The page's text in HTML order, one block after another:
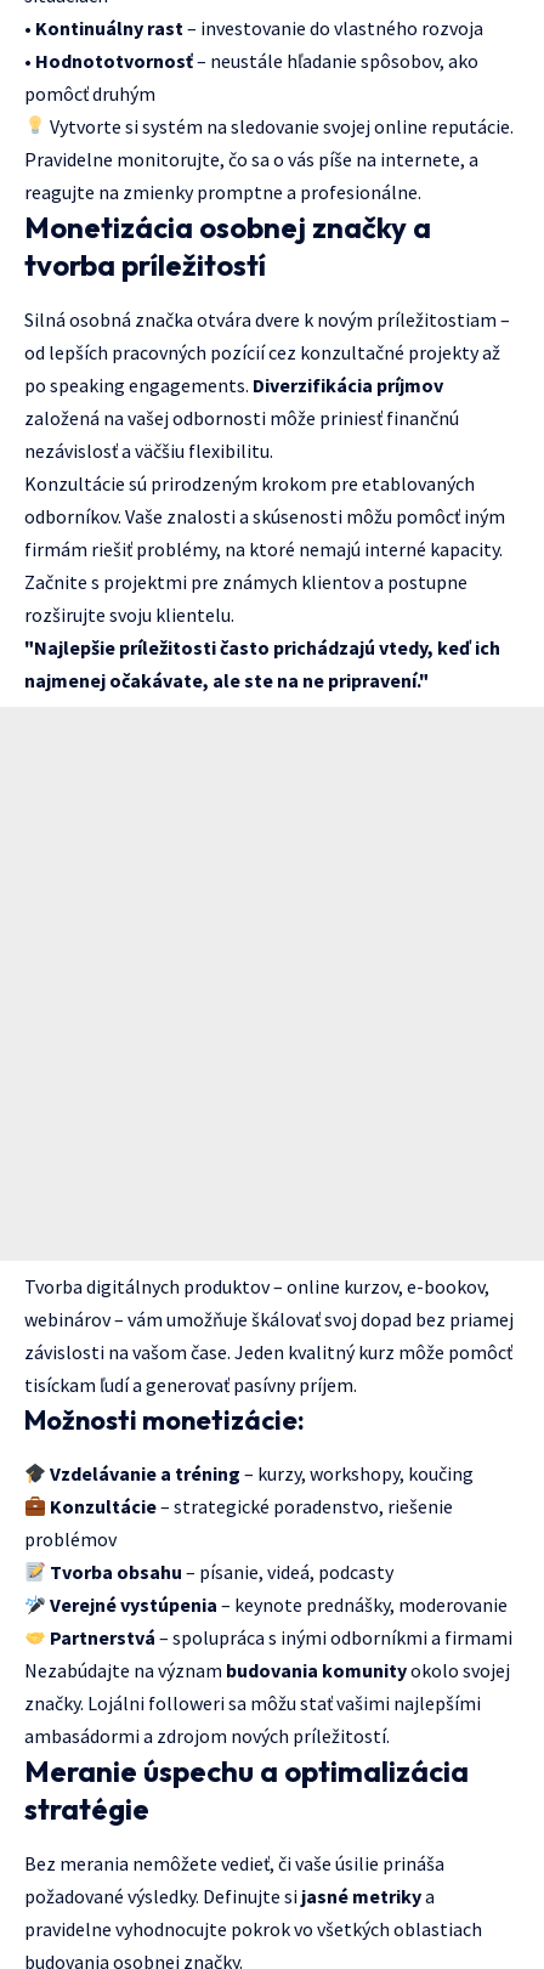
• Kontinuálny rast – investovanie do vlastného rozvoja
• Hodnototvornosť– neustále hľadanie spôsobov, ako
pomôcť druhým
Vytvorte si systém na sledovanie svojej online reputácie.
Pravidelne monitorujte, čo sa o vás píše na internete, a
reagujte na zmienky promptne a profesionálne.
Monetizácia osobnej značky a
tvorba príležitostí
Silná osobná značka otvára dvere k novým príležitostiam –
od lepších pracovných pozícií cez konzultačné projekty až
po speaking engagements. Diverzifikácia príjmov
založená na vašej odbornosti môže priniesť finančnú
nezávislosť a väčšiu flexibilitu.
Konzultácie sú prirodzeným krokom pre etablovaných
odborníkov. Vaše znalosti a skúsenosti môžu pomôcť iným
firmám riešiť problémy, na ktoré nemajú interné kapacity.
Začnite s projektmi pre známych klientov a postupne
rozširujte svoju klientelu.
"Najlepšie príležitosti často prichádzajú vtedy, keď ich
najmenej očakávate, ale ste na ne pripravení."
Tvorba digitálnych produktov – online kurzov, e-bookov,
webinárov – vám umožňuje škálovať svoj dopad bez priamej
závislosti na vašom čase. Jeden kvalitný kurz môže pomôcť
tisíckam ľudí a generovať pasívny príjem.
Možnosti monetizácie:
Vzdelávanie a tréning – kurzy, workshopy, koučing
Konzultácie– strategické poradenstvo, riešenie
problémov
Tvorba obsahu – písanie, videá, podcasty
Verejné vystúpenia – keynote prednášky, moderovanie
Partnerstvá – spolupráca s inými odborníkmi a firmami
Nezabúdajte na význam budovania komunityokolo svojej
značky. Lojálni followeri sa môžu stať vašimi najlepšími
ambasádormi a zdrojom nových príležitostí.
Meranie úspechu a optimalizácia
stratégie
Bez merania nemôžete vedieť, či vaše úsilie prináša
požadované výsledky. Definujte si jasné metrikya
pravidelne vyhodnocujte pokrok vo všetkých oblastiach
budovania osobnej značky.